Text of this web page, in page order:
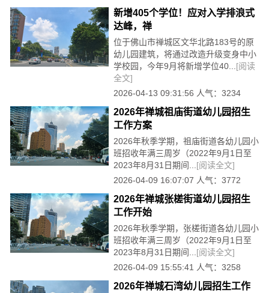
新增405个学位！应对入学排浪式
达峰，禅
位于佛山市禅城区文华北路183号的原
幼儿园建筑，将通过改造升级变身中小
学校园，今年9月将新增学位40... [阅读
全文]
2026-04-13 09:31:56 人气：3234
2026年禅城祖庙街道幼儿园招生
工作方案
2026年秋季学期，祖庙街道各幼儿园小
班招收年满三周岁（2022年9月1日至
2023年8月31日期间... [阅读全文]
2026-04-09 16:07:07 人气：3772
2026年禅城张槎街道幼儿园招生
工作开始
2026年秋季学期，张槎街道各幼儿园小
班招收年满三周岁（2022年9月1日至
2023年8月31日期间... [阅读全文]
2026-04-09 15:55:41 人气：3258
2026年禅城石湾幼儿园招生工作